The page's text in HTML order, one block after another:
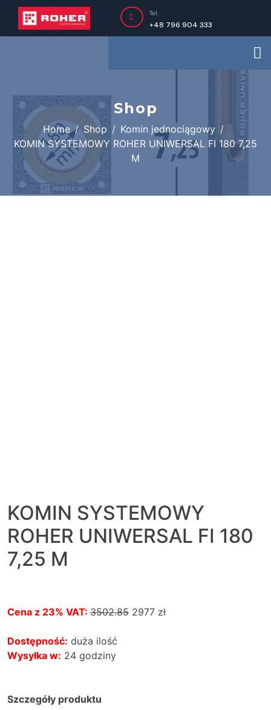
+48 796 904 333
Tel.
Shop
Home Shop
Komin jednociągowy
KOMIN SYSTEMOWY ROHER UNIWERSAL FI 180 7,25
M
KOMIN SYSTEMOWY
ROHER UNIWERSAL FI 180
7,25 M
Cena z 23% VAT: 3502.85 2977 zł
Dostępność: duża ilość
Wysyłka w: 24 godziny
Szczegóły produktu